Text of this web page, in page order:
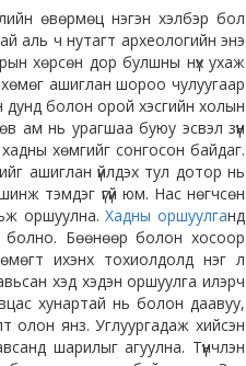
өвөрмөц нэгэн хэлбэр бол
аль ч нутагт археологийн энэ
хөрсөн дор булшны нүх ухаж
ашиглан шороо чулуугаар
болон орой хэсгийн холын
ам нь урагшаа буюу эсвэл зүүн
хадны хөмгийг сонгосон байдаг.
ашиглан үйлдэх тул дотор нь
тэмдэг үгүй юм. Нас нөгчсөн
оршуулна.Хадны оршуулганд
болно. Бөөнөөр болон хосоор
ихэнх тохиолдолд нэг л
хэд хэдэн оршуулга илэрч
хунартай нь болон даавуу,
олон янз. Углуургадаж хийсэн
шарилыг агуулна. Түүнчлэн